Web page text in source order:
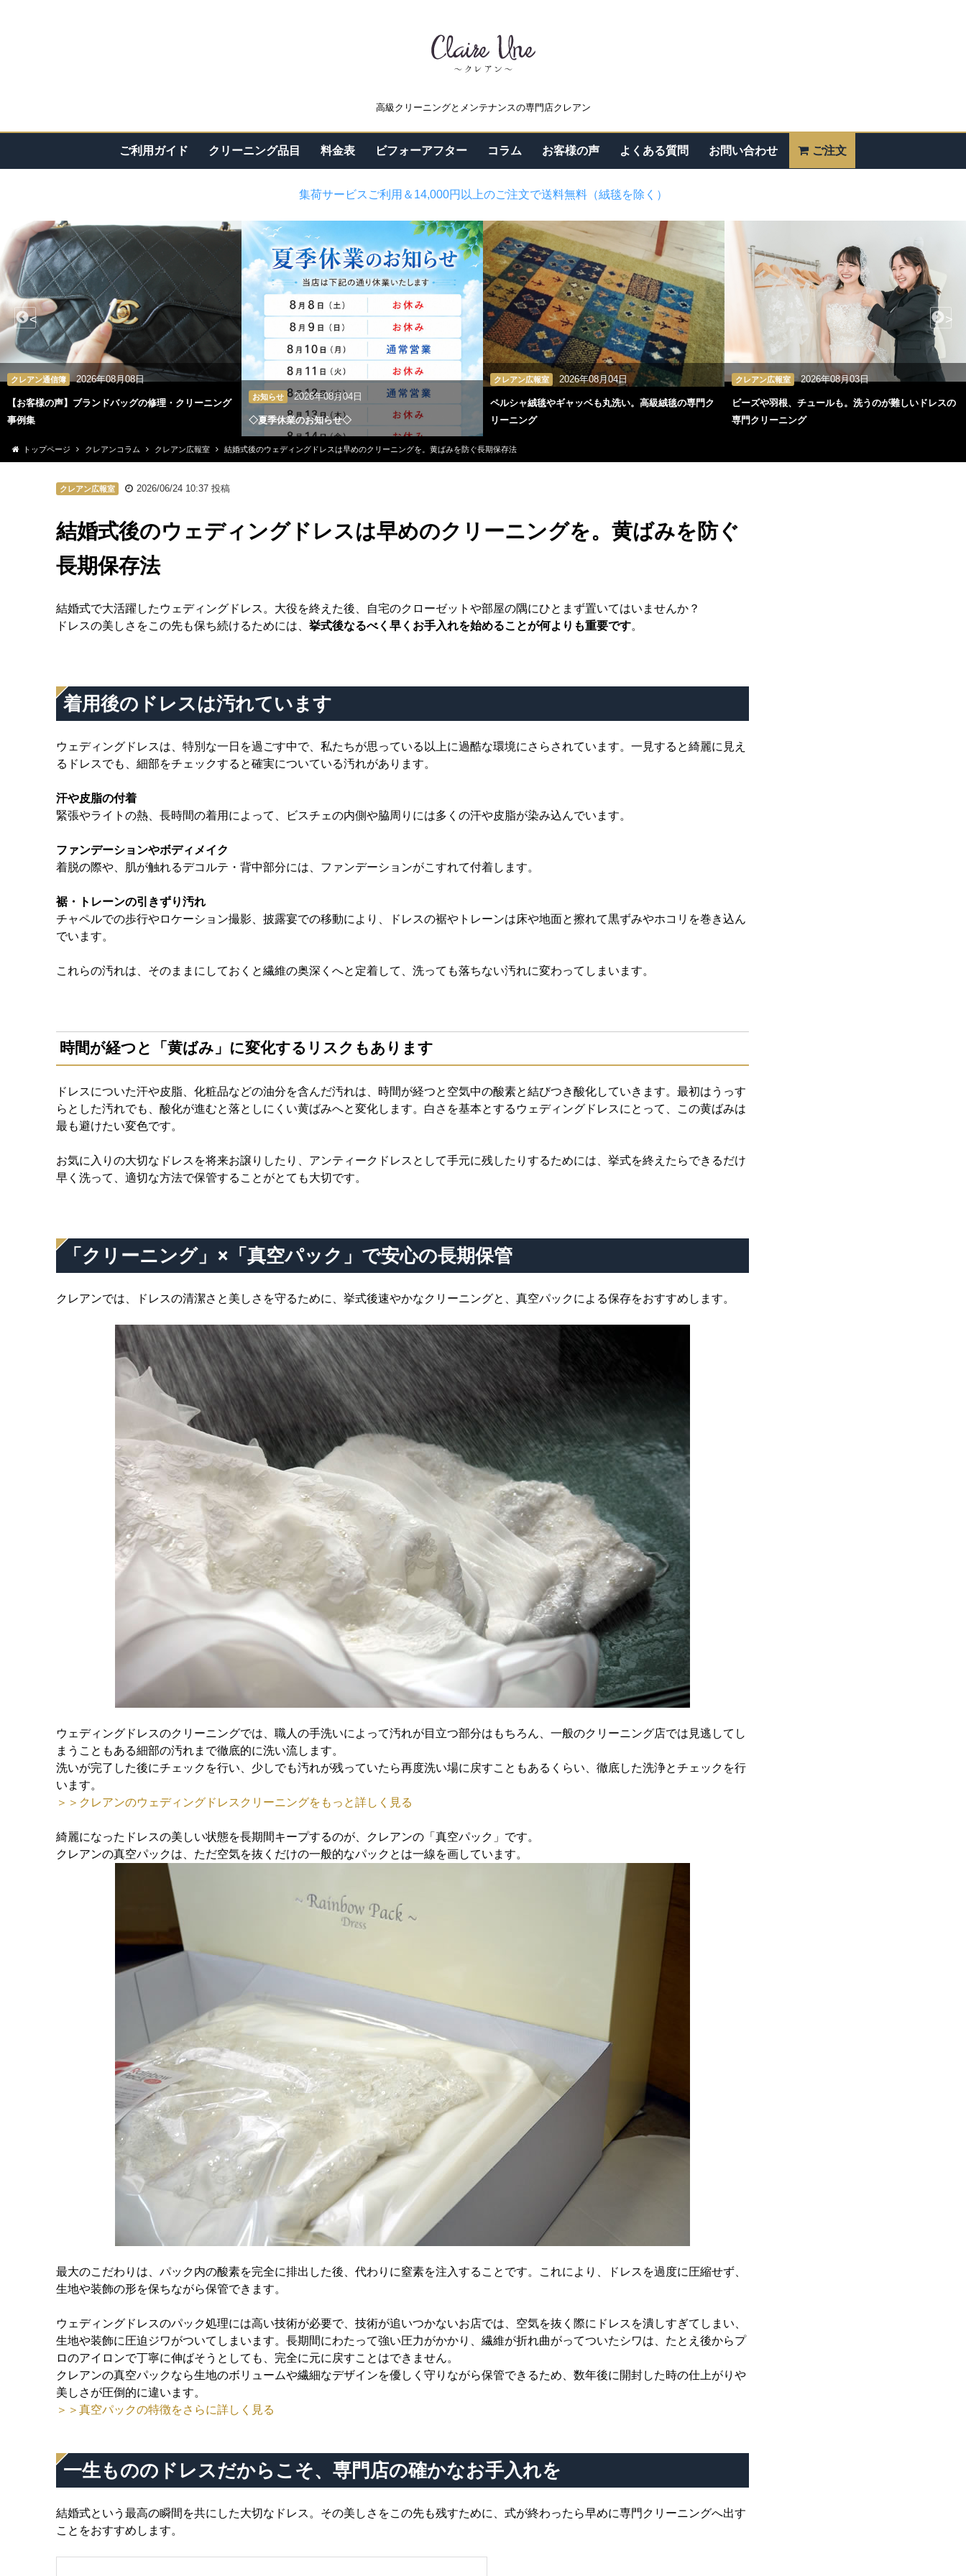
高級クリーニングとメンテナンスの専門店クレアン
ご利用ガイド クリーニング品目 料金表 ビフォーアフター コラム お客様の声 よくある質問 お問い合わせ ご注文
集荷サービスご利用＆14,000円以上のご注文で送料無料（絨毯を除く）
クレアン通信簿 2026年08月08日
【お客様の声】ブランドバッグの修理・クリーニング
事例集
お知らせ 2026年08月04日
◇夏季休業のお知らせ◇
クレアン広報室 2026年08月04日
ペルシャ絨毯やギャッベも丸洗い。高級絨毯の専門ク
リーニング
クレアン広報室 2026年08月03日
ビーズや羽根、チュールも。洗うのが難しいドレスの
専門クリーニング
< >
トップページ クレアンコラム クレアン広報室 結婚式後のウェディングドレスは早めのクリーニングを。黄ばみを防ぐ長期保存法
クレアン広報室 2026/06/24 10:37投稿
結婚式後のウェディングドレスは早めのクリーニングを。黄ばみを防ぐ
長期保存法
結婚式で大活躍したウェディングドレス。大役を終えた後、自宅のクローゼットや部屋の隅にひとまず置いてはいませんか？
ドレスの美しさをこの先も保ち続けるためには、 挙式後なるべく早くお手入れを始めることが何よりも重要です。
着用後のドレスは汚れています
ウェディングドレスは、特別な一日を過ごす中で、私たちが思っている以上に過酷な環境にさらされています。一見すると綺麗に見え
るドレスでも、細部をチェックすると確実についている汚れがあります。
汗や皮脂の付着
緊張やライトの熱、長時間の着用によって、ビスチェの内側や脇周りには多くの汗や皮脂が染み込んでいます。
ファンデーションやボディメイク
着脱の際や、肌が触れるデコルテ・背中部分には、ファンデーションがこすれて付着します。
裾・トレーンの引きずり汚れ
チャペルでの歩行やロケーション撮影、披露宴での移動により、ドレスの裾やトレーンは床や地面と擦れて黒ずみやホコリを巻き込ん
でいます。
これらの汚れは、そのままにしておくと繊維の奥深くへと定着して、洗っても落ちない汚れに変わってしまいます。
時間が経つと「黄ばみ」に変化するリスクもあります
ドレスについた汗や皮脂、化粧品などの油分を含んだ汚れは、時間が経つと空気中の酸素と結びつき酸化していきます。最初はうっす
らとした汚れでも、酸化が進むと落としにくい黄ばみへと変化します。白さを基本とするウェディングドレスにとって、この黄ばみは
最も避けたい変色です。
お気に入りの大切なドレスを将来お譲りしたり、アンティークドレスとして手元に残したりするためには、挙式を終えたらできるだけ
早く洗って、適切な方法で保管することがとても大切です。
「クリーニング」×「真空パック」で安心の長期保管
クレアンでは、ドレスの清潔さと美しさを守るために、挙式後速やかなクリーニングと、真空パックによる保存をおすすめします。
ウェディングドレスのクリーニングでは、職人の手洗いによって汚れが目立つ部分はもちろん、一般のクリーニング店では見逃してし
まうこともある細部の汚れまで徹底的に洗い流します。
洗いが完了した後にチェックを行い、少しでも汚れが残っていたら再度洗い場に戻すこともあるくらい、徹底した洗浄とチェックを行
います。
＞＞クレアンのウェディングドレスクリーニングをもっと詳しく見る
綺麗になったドレスの美しい状態を長期間キープするのが、クレアンの「真空パック」です。
クレアンの真空パックは、ただ空気を抜くだけの一般的なパックとは一線を画しています。
最大のこだわりは、パック内の酸素を完全に排出した後、代わりに窒素を注入することです。これにより、ドレスを過度に圧縮せず、
生地や装飾の形を保ちながら保管できます。
ウェディングドレスのパック処理には高い技術が必要で、技術が追いつかないお店では、空気を抜く際にドレスを潰しすぎてしまい、
生地や装飾に圧迫ジワがついてしまいます。長期間にわたって強い圧力がかかり、繊維が折れ曲がってついたシワは、たとえ後からプ
ロのアイロンで丁寧に伸ばそうとしても、完全に元に戻すことはできません。
クレアンの真空パックなら生地のボリュームや繊細なデザインを優しく守りながら保管できるため、数年後に開封した時の仕上がりや
美しさが圧倒的に違います。
＞＞真空パックの特徴をさらに詳しく見る
一生もののドレスだからこそ、専門店の確かなお手入れを
結婚式という最高の瞬間を共にした大切なドレス。その美しさをこの先も残すために、式が終わったら早めに専門クリーニングへ出す
ことをおすすめします。